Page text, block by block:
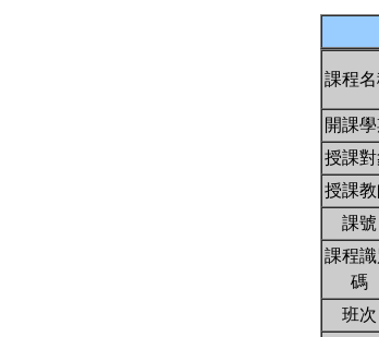
課程
開課學
授課對
授課
課號
課程識
碼
班次